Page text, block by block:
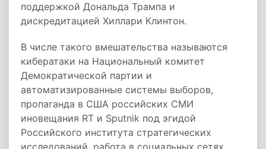
поддержкой Дональда Трампа и
дискредитацией Хиллари Клинтон.
В числе такого вмешательства называются
кибератаки на Национальный комитет
Демократической партии и
автоматизированные системы выборов,
пропаганда в США российских СМИ
иновещания RT и Sputnik под эгидой
Российского института стратегических
исследований, работа в социальных сетях